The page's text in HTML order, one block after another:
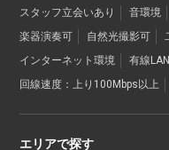
スタッフ立会いあり
音環境
楽器演奏可
自然光撮影可
インターネット環境
有線
回線速度：上り100Mbps以上
エリアで探す